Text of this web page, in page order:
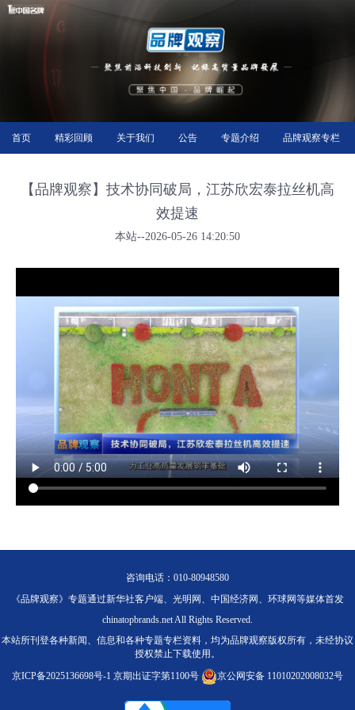
首页 精彩回顾 关于我们 公告 专题介绍 品牌观察专栏
【品牌观察】技术协同破局，江苏欣宏泰拉丝机高
效提速
本站--2026-05-26 14:20:50
咨询电话：010-80948580
《品牌观察》专题通过新华社客户端、光明网、中国经济网、环球网等媒体首发
chinatopbrands.net All Rights Reserved.
本站所刊登各种新闻、信息和各种专题专栏资料，均为品牌观察版权所有，未经协议
授权禁止下载使用。
京ICP备2025136698号-1 京期出证字第1100号 京公网安备 11010202008032号